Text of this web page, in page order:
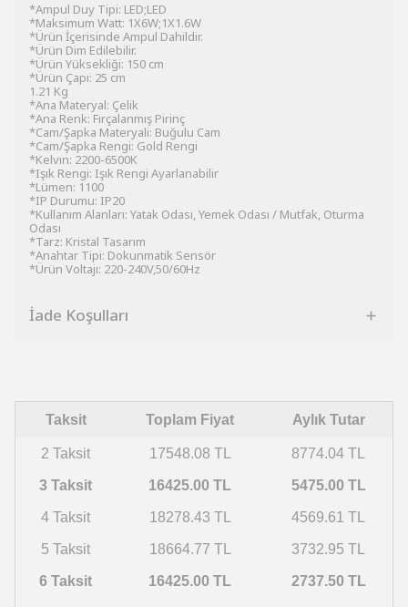
*Ampul Duy Tipi: LED;LED
*Maksimum Watt: 1X6W;1X1.6W
*Ürün İçerisinde Ampul Dahildir.
*Ürün Dim Edilebilir.
*Ürün Yüksekliği: 150 cm
*Ürün Çapı: 25 cm
1.21 Kg
*Ana Materyal: Çelik
*Ana Renk: Fırçalanmış Pirinç
*Cam/Şapka Materyali: Buğulu Cam
*Cam/Şapka Rengi: Gold Rengi
*Kelvın: 2200-6500K
*Işık Rengi: Işık Rengi Ayarlanabilir
*Lümen: 1100
*IP Durumu: IP20
*Kullanım Alanları: Yatak Odası, Yemek Odası / Mutfak, Oturma
Odası
*Tarz: Kristal Tasarım
*Anahtar Tipi: Dokunmatik Sensör
*Ürün Voltajı: 220-240V,50/60Hz
İade Koşulları
Taksit Toplam Fiyat Aylık Tutar
2 Taksit 17548.08 TL 8774.04 TL
3 Taksit 16425.00 TL 5475.00 TL
4 Taksit 18278.43 TL 4569.61 TL
5 Taksit 18664.77 TL 3732.95 TL
6 Taksit 16425.00 TL 2737.50 TL